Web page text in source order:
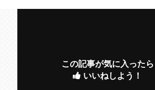
この記事が気に入ったら
いいねしよう！